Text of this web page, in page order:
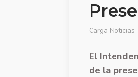
Carga Noticias
El
de la